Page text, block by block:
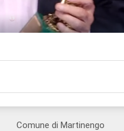
Comune di Martinengo